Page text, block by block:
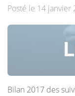
Posté le 14 janvier
Bilan 2017 des